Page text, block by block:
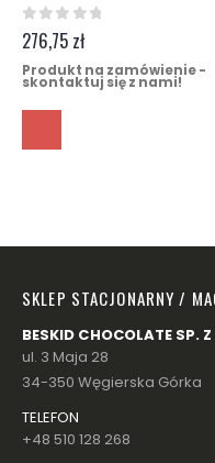
0z 5
276,75 zł
Produkt na zamówienie -
skontaktuj się z nami!
SKLEP STACJONARNY /
BESKID CHOCOLATE SP.
ul. 3 Maja 28
34-350 Węgierska Górka
TELEFON
+48 510 128 268